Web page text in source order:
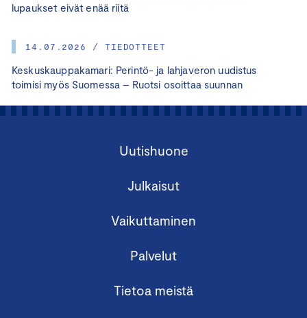
lupaukset eivät enää riitä
14.07.2026 / TIEDOTTEET
Keskuskauppakamari: Perintö- ja lahjaveron uudistus
toimisi myös Suomessa – Ruotsi osoittaa suunnan
Uutishuone
Julkaisut
Vaikuttaminen
Palvelut
Tietoa meistä